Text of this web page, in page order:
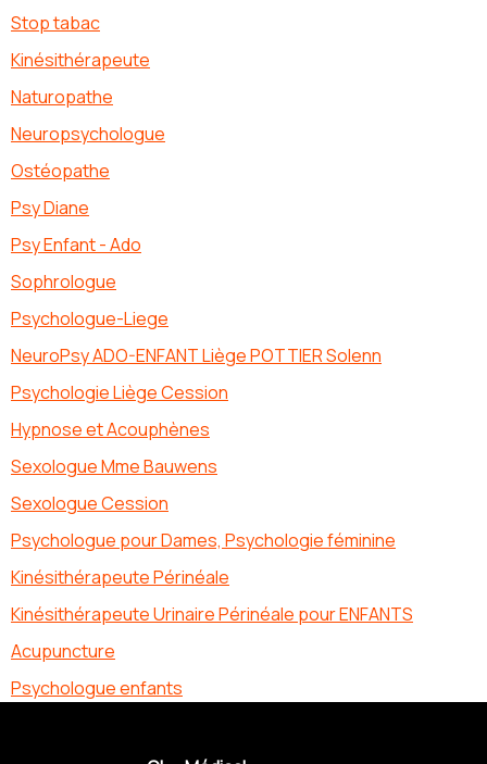
Stop tabac
Kinésithérapeute
Naturopathe
Neuropsychologue
Ostéopathe
Psy Diane
Psy Enfant - Ado
Sophrologue
Psychologue-Liege
NeuroPsy ADO-ENFANT Liège POTTIER Solenn
Psychologie Liège Cession
Hypnose et Acouphènes
Sexologue Mme Bauwens
Sexologue Cession
Psychologue pour Dames, Psychologie féminine
Kinésithérapeute Périnéale
Kinésithérapeute Urinaire Périnéale pour ENFANTS
Acupuncture
Psychologue enfants